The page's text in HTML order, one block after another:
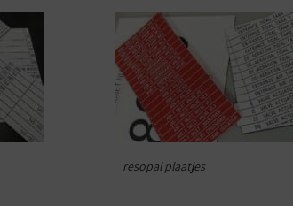
resopal plaatjes